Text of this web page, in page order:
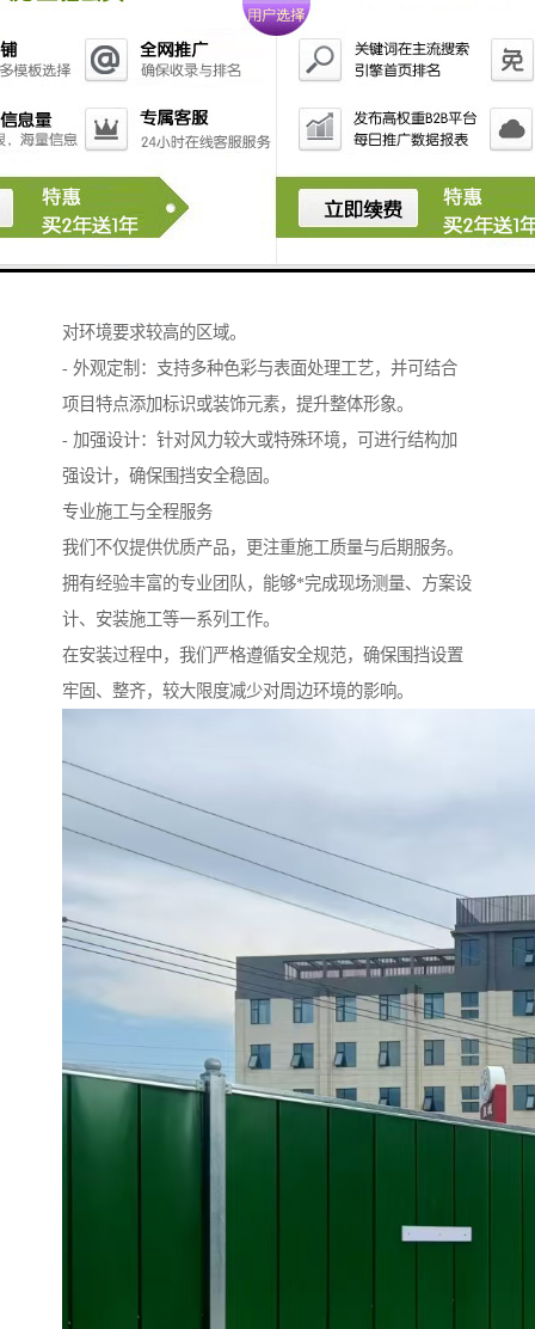
定制化服务满足多元需求
我们深知，不同项目对围挡规格、功能及外观的要求各
不相同。
因此，我们提供全面的彩钢围挡定制服务，涵盖尺寸、
厚度、颜色、结构等多个维度：
- 规格灵活：可根据客户需求定制不同高度、长度的围
挡单元，适应各种场地布局。
- 结构多样：提供单板围挡、复合围挡等多种结构选
对环境要求较高的区域。
- 外观定制：支持多种色彩与表面处理工艺，并可结合
项目特点添加标识或装饰元素，提升整体形象。
- 加强设计：针对风力较大或特殊环境，可进行结构加
强设计，确保围挡安全稳固。
专业施工与全程服务
我们不仅提供优质产品，更注重施工质量与后期服务。
拥有经验丰富的专业团队，能够*完成现场测量、方案设
计、安装施工等一系列工作。
在安装过程中，我们严格遵循安全规范，确保围挡设置
牢固、整齐，较大限度减少对周边环境的影响。